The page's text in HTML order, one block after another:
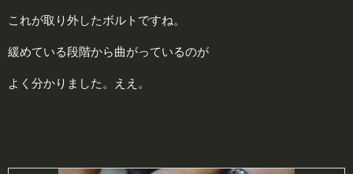
これが取り外したボルトですね。
緩めている段階から曲がっているのが
よく分かりました。ええ。